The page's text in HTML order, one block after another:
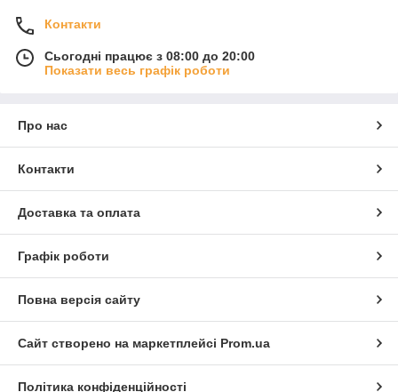
Контакти
Сьогодні працює з 08:00 до 20:00
Показати весь графік роботи
Про нас
Контакти
Доставка та оплата
Графік роботи
Повна версія сайту
Сайт створено на маркетплейсі Prom.ua
Політика конфіденційності